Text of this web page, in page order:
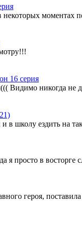
моментах
16 серия
Видимо никогда не
в школу ездить на
я просто в восторге
героя,